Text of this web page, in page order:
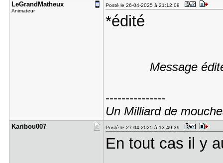
LeGrandMat​heux
Animateur
Posté le 26-04-2025 à 21:12:09
*édité
Message
---------------
Un Milliard de
Karibou007 Posté le 27-04-2025 à 13:49:39
En tout cas il y